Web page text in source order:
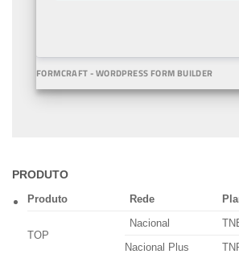
FORMCRAFT - WORDPRESS FORM BUILDER
PRODUTO
Produto Rede
TOP
Nacional
Nacional Plus